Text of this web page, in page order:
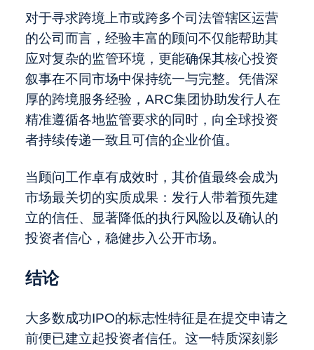
对于寻求跨境上市或跨多个司法管辖区运营
的公司而言，经验丰富的顾问不仅能帮助其
应对复杂的监管环境，更能确保其核心投资
叙事在不同市场中保持统一与完整。凭借深
厚的跨境服务经验，ARC集团协助发行人在
精准遵循各地监管要求的同时，向全球投资
者持续传递一致且可信的企业价值。
当顾问工作卓有成效时， 其价值最终会成为
市场最关切的实质成果 ：发行人带着预先建
立的信任、显著降低的执行风险以及确认的
投资者信心，稳健步入公开市场。
结论
大多数成功IPO的标志性特征是在提交申请之
前便已建立起投资者信任。这一特质深刻影